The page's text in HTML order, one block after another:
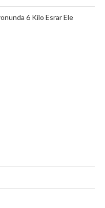
6 Kilo Esrar Ele